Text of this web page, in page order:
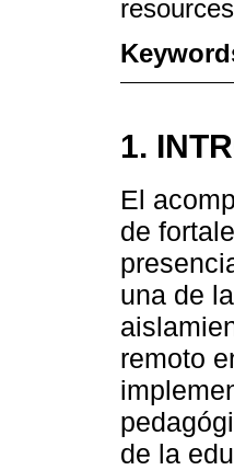
1.
El
de
una de
remoto
de la